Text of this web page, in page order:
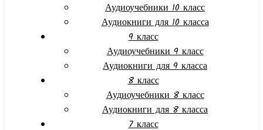
Аудиоучебники 10 класс
Аудиокниги для 10 класса
9 класс
Аудиоучебники 9 класс
Аудиокниги для 9 класса
8 класс
Аудиоучебники 8 класс
Аудиокниги для 8 класса
7 класс